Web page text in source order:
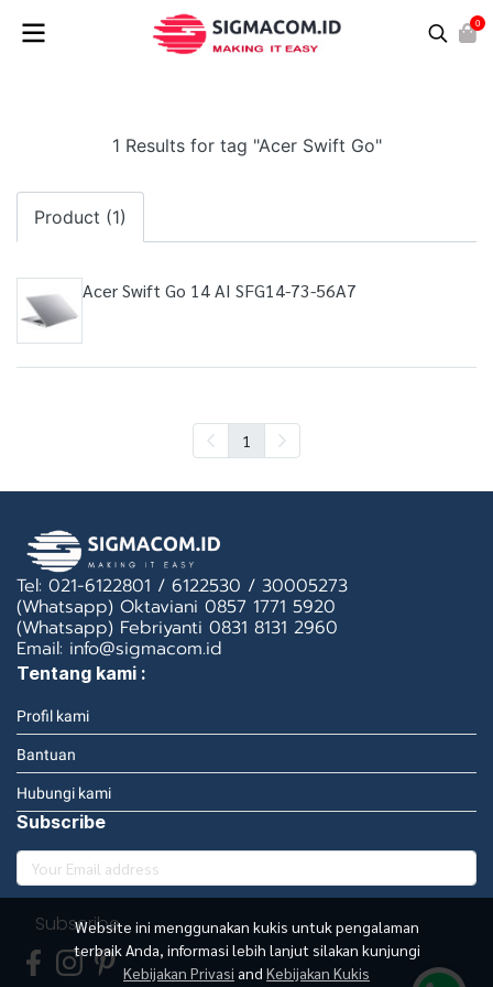
0
1 Results for tag "Acer Swift Go"
Product (1)
Acer Swift Go 14 AI SFG14-73-56A7
1
Website ini menggunakan kukis untuk pengalaman
terbaik Anda, informasi lebih lanjut silakan kunjungi
Kebijakan Privasi and Kebijakan Kukis
Tel: 021-6122801 / 6122530 / 30005273
(Whatsapp) Oktaviani 0857 1771 5920
(Whatsapp) Febriyanti 0831 8131 2960
Email: info@sigmacom.id
Tentang kami :
Profil kami
Bantuan
Hubungi kami
Subscribe
Subscribe